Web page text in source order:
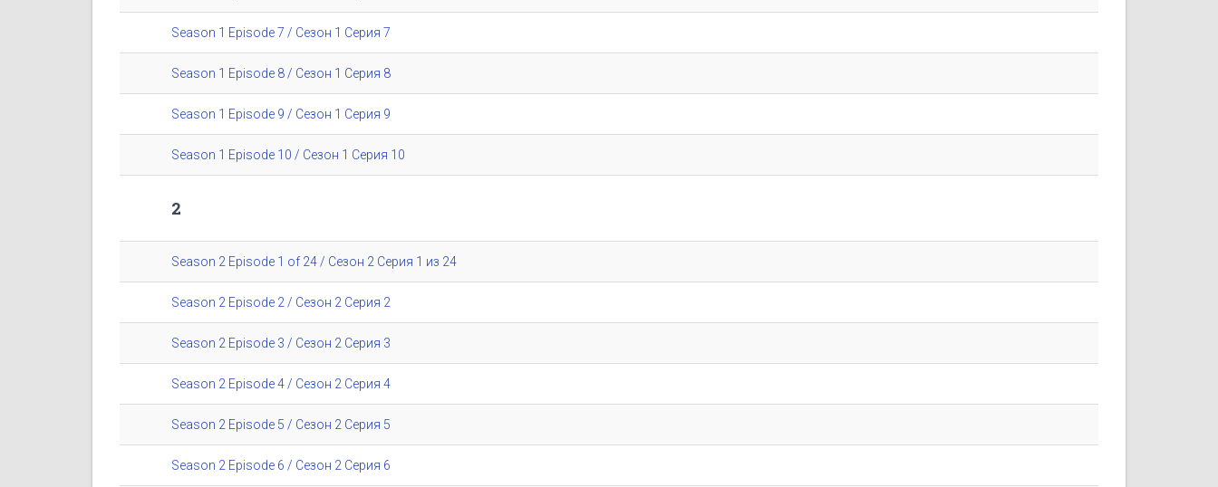
Season 1 Episode 7 / Сезон 1 Серия 7
Season 1 Episode 8 / Сезон 1 Серия 8
Season 1 Episode 9 / Сезон 1 Серия 9
Season 1 Episode 10 / Сезон 1 Серия 10
2
Season 2 Episode 1 of 24 / Сезон 2 Серия 1 из 24
Season 2 Episode 2 / Сезон 2 Серия 2
Season 2 Episode 3 / Сезон 2 Серия 3
Season 2 Episode 4 / Сезон 2 Серия 4
Season 2 Episode 5 / Сезон 2 Серия 5
Season 2 Episode 6 / Сезон 2 Серия 6